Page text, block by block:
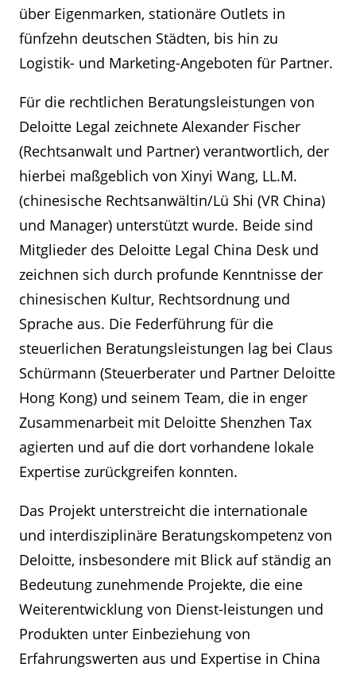
über Eigenmarken, stationäre Outlets in
fünfzehn deutschen Städten, bis hin zu
Logistik- und Marketing-Angeboten für Partner.
Für die rechtlichen Beratungsleistungen von
Deloitte Legal zeichnete Alexander Fischer
(Rechtsanwalt und Partner) verantwortlich, der
hierbei maßgeblich von Xinyi Wang, LL.M.
(chinesische Rechtsanwältin/Lü Shi (VR China)
und Manager) unterstützt wurde. Beide sind
Mitglieder des Deloitte Legal China Desk und
zeichnen sich durch profunde Kenntnisse der
chinesischen Kultur, Rechtsordnung und
Sprache aus. Die Federführung für die
steuerlichen Beratungsleistungen lag bei Claus
Schürmann (Steuerberater und Partner Deloitte
Hong Kong) und seinem Team, die in enger
Zusammenarbeit mit Deloitte Shenzhen Tax
agierten und auf die dort vorhandene lokale
Expertise zurückgreifen konnten.
Das Projekt unterstreicht die internationale
und interdisziplinäre Beratungskompetenz von
Deloitte, insbesondere mit Blick auf ständig an
Bedeutung zunehmende Projekte, die eine
Weiterentwicklung von Dienst-leistungen und
Produkten unter Einbeziehung von
Erfahrungswerten aus und Expertise in China